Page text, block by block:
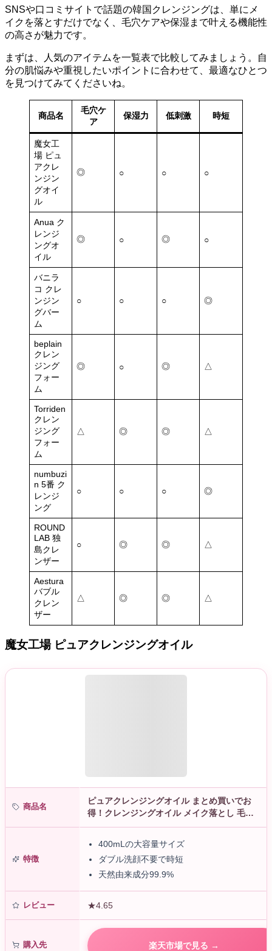
SNSや口コミサイトで話題の韓国クレンジングは、単にメ
イクを落とすだけでなく、毛穴ケアや保湿まで叶える機能性
の高さが魅力です。
まずは、人気のアイテムを一覧表で比較してみましょう。自
分の肌悩みや重視したいポイントに合わせて、最適なひとつ
を見つけてみてくださいね。
商品名
毛穴ケ
ア
保湿力 低刺激 時短
魔女工
場 ピュ
アクレ
ンジン
グオイ
ル
◎ ○ ○ ○
Anua ク
レンジ
ングオ
イル
◎ ○ ◎ ○
バニラ
コ クレ
ンジン
グバー
ム
○ ○ ○ ◎
beplain
クレン
ジング
フォー
ム
◎ ○ ◎ △
Torriden
クレン
ジング
フォー
ム
△ ◎ ◎ △
numbuzi
n 5番 ク
レンジ
ング
○ ○ ○ ◎
ROUND
LAB 独
島クレ
ンザー
○ ◎ ◎ △
Aestura
バブル
クレン
ザー
△ ◎ ◎ △
魔女工場 ピュアクレンジングオイル
商品名
ピュアクレンジングオイル まとめ買いでお
得！クレンジングオイル メイク落とし 毛穴
黒ずみ 敏感肌 ダブル洗顔不要 大容量 落ち
しっとり 保湿 マニョ man…
特徴
400mLの大容量サイズ
ダブル洗顔不要で時短
天然由来成分99.9%
レビュー ★4.65
購入先 楽天市場で見る →